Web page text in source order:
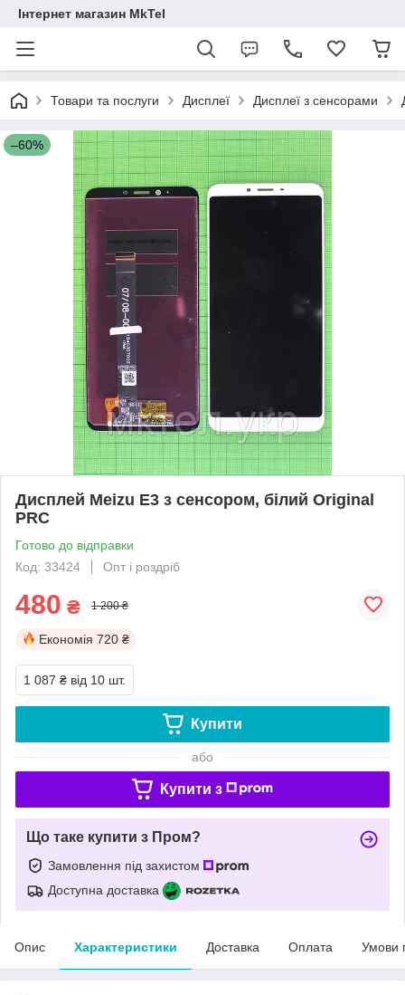
Інтернет магазин MkTel
Товари та послуги Дисплеї Дисплеї з сенсорами
–60%
Дисплей Meizu E3 з сенсором, білий Original
PRC
Готово до відправки
Код: 33424
Опт і роздріб
480 ₴ 1 200 ₴
Економія 720 ₴
1 087 ₴ від 10 шт.
Купити
або
Купити з
Що таке купити з Пром?
Замовлення під захистом
Доступна доставка
Опис Характеристики Доставка Оплата Умови